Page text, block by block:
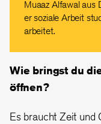
Muaaz Alfawal aus
er soziale Arbeit
arbeitet.
Wie bringst du
öffnen?
Es braucht Zeit und